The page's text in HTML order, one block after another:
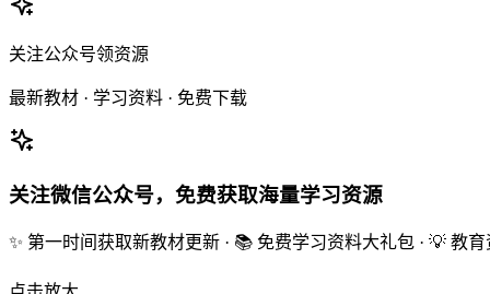
关注公众号领资源
最新教材 · 学习资料 · 免费下载
关注微信公众号，免费获取海量学习资源
✨ 第一时间获取新教材更新 · 📚 免费学习资料大礼包 · 💡 教